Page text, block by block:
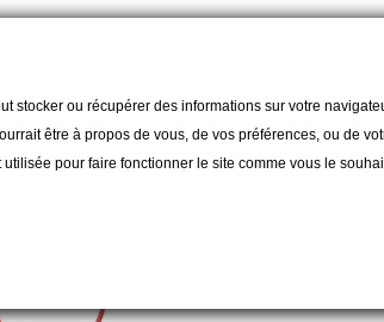
stocker ou récupérer des informations sur votre
être à propos de vous, de vos préférences, ou de
pour faire fonctionner le site comme vous le